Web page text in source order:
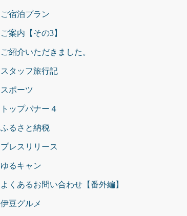
ご宿泊プラン
ご案内【その3】
ご紹介いただきました。
スタッフ旅行記
スポーツ
トップバナー４
ふるさと納税
プレスリリース
ゆるキャン
よくあるお問い合わせ【番外編】
伊豆グルメ